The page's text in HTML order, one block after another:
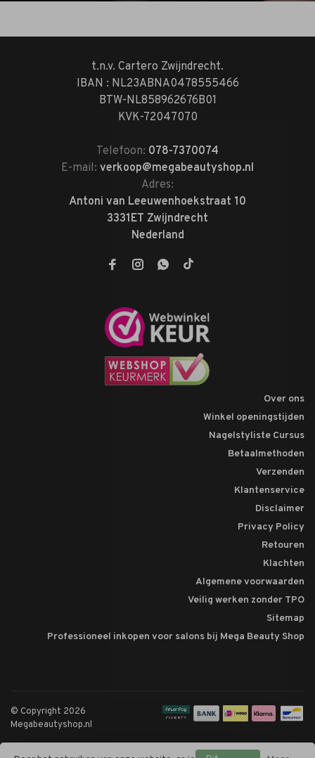
t.n.v. Cartero Zwijndrecht.
IBAN : NL23ABNA0478555466
BTW-NL858962676B01
KVK-72047070
Telefoon: 078-7370074
E-mail: verkoop@megabeautyshop.nl
Adres:
Antoni van Leeuwenhoekstraat 10
3331ET Zwijndrecht
Nederland
Over ons
Winkel openingstijden
Nagelstyliste Cursus
Betaalmethoden
Verzenden
Klantenservice
Disclaimer
Privacy Policy
Retouren
Klachten
Algemene voorwaarden
Veilig werken zonder TPO
Sitemap
Professioneel inkopen voor salons bij Mega Beauty Shop
© Copyright 2026
Megabeautyshop.nl